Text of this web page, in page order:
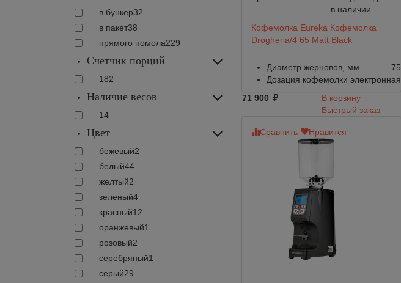
в бункер32
в пакет38
прямого помола229
Счетчик порций
182
Наличие весов
14
Цвет
бежевый2
белый44
желтый2
зеленый4
красный12
оранжевый1
розовый2
серебряный1
серый29
в наличии
Кофемолка Eureka Кофемолка
Drogheria/4 65 Matt Black
Диаметр жерновов, мм
75
Дозация кофемолки электронная
71 900
В корзину
Быстрый заказ
Сравнить Нравится